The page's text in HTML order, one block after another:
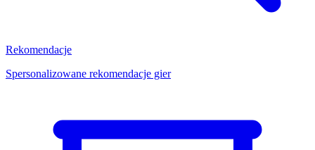
Rekomendacje
Spersonalizowane rekomendacje gier